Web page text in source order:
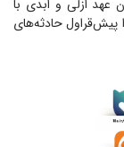
عهد ازلی و ابدی با
پیش‌قراول حادثه‌های